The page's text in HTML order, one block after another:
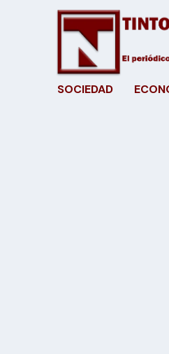
SOCIEDAD